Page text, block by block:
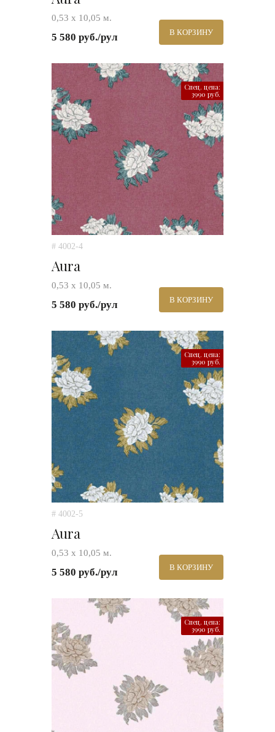
0,53 х 10,05 м.
5 580 руб./рул В КОРЗИНУ
Спец. цена:
3990 руб.
# 4002-4
Aura
0,53 х 10,05 м.
5 580 руб./рул В КОРЗИНУ
Спец. цена:
3990 руб.
# 4002-5
Aura
0,53 х 10,05 м.
5 580 руб./рул В КОРЗИНУ
Спец. цена:
3990 руб.